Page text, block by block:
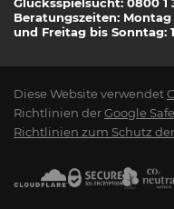
Glücksspielsucht: 0800 1
Beratungszeiten:
und Freitag bis Sonntag:
Diese Website verwendet
Richtlinien derGoogle
Richtlinien zum Schutz